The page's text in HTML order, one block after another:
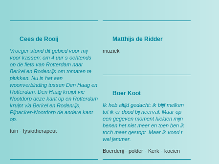
Cees de Rooij
Vroeger stond dit gebied voor mij
voor kassen: om 4 uur s ochtends
op de fiets van Rotterdam naar
Berkel en Rodenrijs om tomaten te
plukken. Nu is het een
woonverbinding tussen Den Haag en
Rotterdam. Den Haag kruipt vie
Nootdorp deze kant op en Rotterdam
kruipt via Berkel en Rodenrijs,
Pijnacker-Nootdorp de andere kant
op.
tuin - fysiotherapeut
Matthijs de Ridder
muziek
Boer Koot
Ik heb altijd gedacht: ik blijf melken
tot ik er dood bij neerval. Maar op
een gegeven moment hielden mijn
benen het niet meer en toen ben ik
toch maar gestopt. Maar ik vond t
wel jammer.
Boerderij - polder - Kerk - koeien